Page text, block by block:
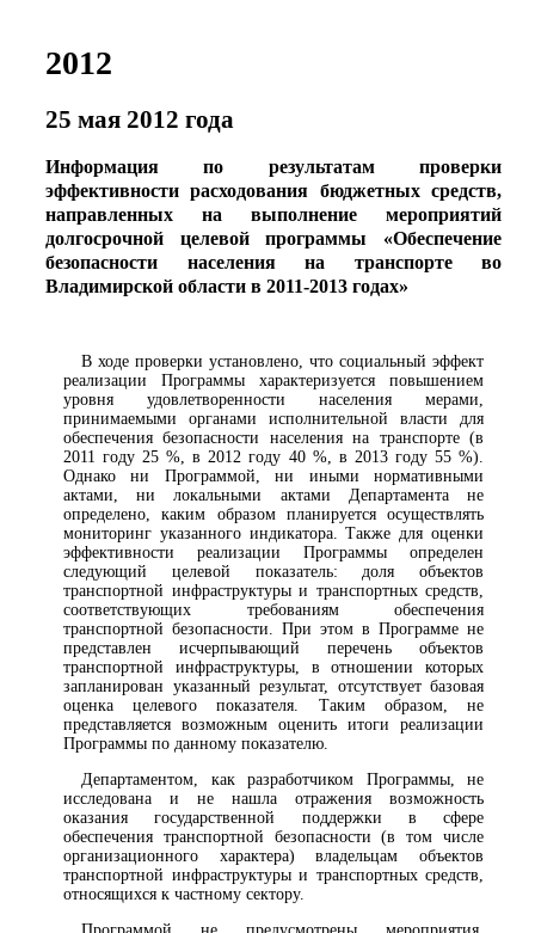
2012
25 мая 2012 года
Информация по результатам проверки
эффективности расходования бюджетных средств,
направленных на выполнение мероприятий
долгосрочной целевой программы «Обеспечение
безопасности населения на транспорте во
Владимирской области в 2011-2013 годах»
В ходе проверки установлено, что социальный эффект
реализации Программы характеризуется повышением
уровня удовлетворенности населения мерами,
принимаемыми органами исполнительной власти для
обеспечения безопасности населения на транспорте (в
2011 году 25 %, в 2012 году 40 %, в 2013 году 55 %).
Однако ни Программой, ни иными нормативными
актами, ни локальными актами Департамента не
определено, каким образом планируется осуществлять
мониторинг указанного индикатора. Также для оценки
эффективности реализации Программы определен
следующий целевой показатель: доля объектов
транспортной инфраструктуры и транспортных средств,
соответствующих требованиям обеспечения
транспортной безопасности. При этом в Программе не
представлен исчерпывающий перечень объектов
транспортной инфраструктуры, в отношении которых
запланирован указанный результат, отсутствует базовая
оценка целевого показателя. Таким образом, не
представляется возможным оценить итоги реализации
Программы по данному показателю.
Департаментом, как разработчиком Программы, не
исследована и не нашла отражения возможность
оказания государственной поддержки в сфере
обеспечения транспортной безопасности (в том числе
организационного характера) владельцам объектов
транспортной инфраструктуры и транспортных средств,
относящихся к частному сектору.